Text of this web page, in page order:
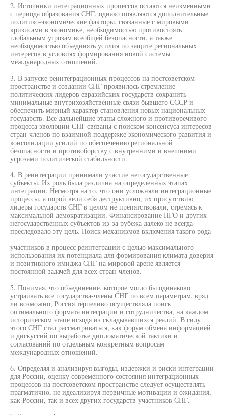
2. Источники интеграционных процессов остаются неизменными
с периода образования СНГ, однако появляются дополнительные
политико-экономические факторы, связанные с мировыми
кризисами в экономике, необходимостью противостоять
глобальным угрозам всеобщей безопасности, а также
необходимостью объединять усилия по защите региональных
интересов в условиях формирования новой системы
международных отношений.
3. В запуске реинтеграционных процессов на постсоветском
пространстве и создании СНГ проявилось стремление
политических лидеров евразийских государств сохранить
минимальные внутрихозяйственные связи бывшего СССР и
обеспечить мирный характер становления новых национальных
государств. Все дальнейшие этапы сложного и противоречивого
процесса эволюции СНГ связаны с поиском консенсуса интересов
стран-членов по взаимной поддержке экономического развития и
консолидации усилий по обеспечению региональной
безопасности и противоборству с внутренними и внешними
угрозами политической стабильности.
4. В реинтеграции принимали участие негосударственные
субъекты. Их роль была различна на определенных этапах
интеграции. Несмотря на то, что они усложняли интеграционные
процессы, а порой вели себя деструктивно, их присутствию
лидеры государств СНГ в целом не препятствовали, стремясь к
максимальной демократизации. Финансирование НГО и других
негосударственных субъектов из-за рубежа далеко не всегда
преследовало эту цель. Поиск механизмов включения такого рода
участников в процесс реинтеграции с целыо максимального
использования их потенциала для формирования климата доверия
и позитивного имиджа СНГ на мировой арене является
постоянной задачей для всех стран-членов.
5. Понимая, что объединение, которое могло бы одинаково
устраивать все государства-члены СНГ по всем параметрам, вряд
ли возможно, Россия терпеливо осуществляла поиск
оптимального формата интеграции и сотрудничества, на каждом
историческом этапе исходя из складывавшихся реалий. В силу
этого СНГ стал рассматриваться, как форум обмена информацией
и дискуссий по выработке дипломатической тактики и
согласований по отдельным конкретным вопросам
международных отношений.
6. Определяя и анализируя выгоды, издержки и риски интеграции
для России, оценку современного состояния интеграционных
процессов на постсоветском пространстве следует осуществлять
прагматично, не идеализируя первичные мотивации и ожидания,
как России, так и всех других государств-участников СНГ.